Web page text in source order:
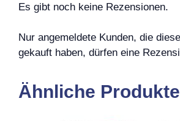
Es gibt noch keine Rezensionen.
Nur angemeldete Kunden, die
gekauft haben, dürfen eine
Ähnliche Produkte